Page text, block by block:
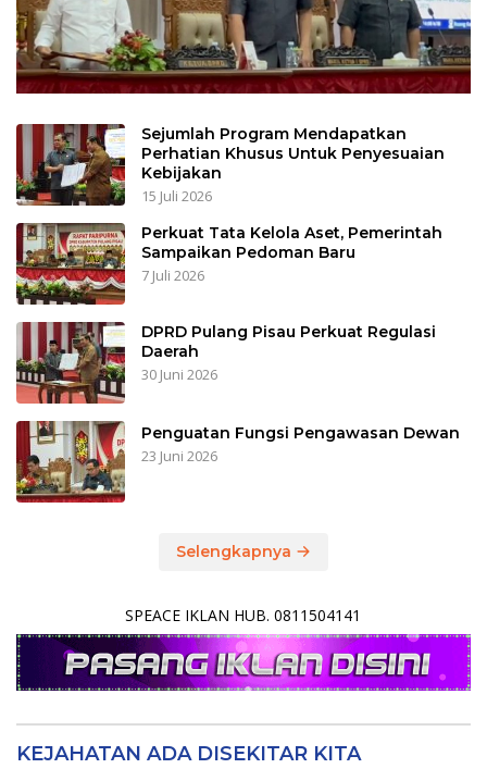
Sejumlah Program Mendapatkan
Perhatian Khusus Untuk Penyesuaian
Kebijakan
15 Juli 2026
Perkuat Tata Kelola Aset, Pemerintah
Sampaikan Pedoman Baru
7 Juli 2026
DPRD Pulang Pisau Perkuat Regulasi
Daerah
30 Juni 2026
Penguatan Fungsi Pengawasan Dewan
23 Juni 2026
Selengkapnya
SPEACE IKLAN HUB. 0811504141
KEJAHATAN ADA DISEKITAR KITA